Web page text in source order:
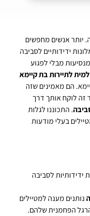
יותר אנשים מחפשים
ידידותיים לסביבה
מבלי לפגוע
לתיירות בת קיימא
הם מאמינים שזה
זה לוקח אותך דרך
. התכוננו לגלות
בעלי מודעות
ידידותיות לסביבה
נותנים מענה למטיילים
הפחמנית שלהם.